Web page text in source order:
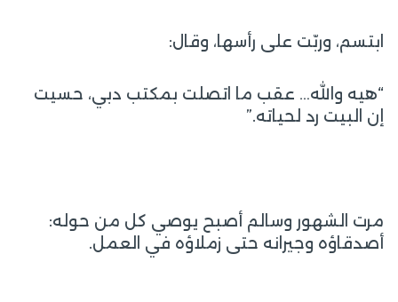
ابتسم، وربّت على رأسها، وقال:
“هيه والله… عقب ما اتصلت بمكتب دبي، حسيت
إن البيت رد لحياته.”
مرت الشهور وسالم أصبح يوصي كل من حوله:
أصدقاؤه وجيرانه حتى زملاؤه في العمل.